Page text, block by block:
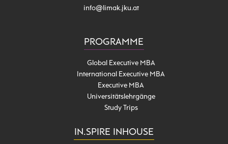
info@limak.jku.at
PROGRAMME
Global Executive MBA
International Executive MBA
Executive MBA
Universitätslehrgänge
Study Trips
IN.SPIRE INHOUSE